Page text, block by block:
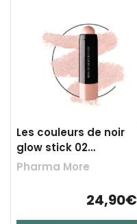
Les couleurs de noir
glow stick 02
peach&gold 5,8g
Pharma More
24,90€